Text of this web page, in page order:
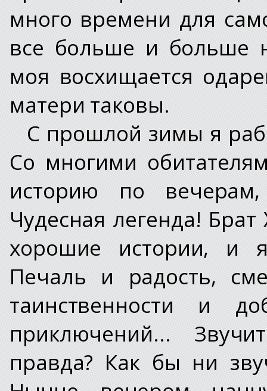
много времени для
все больше и больше
моя восхищается
матери таковы.
С прошлой зимы я
Со многими
историю по
Чудесная легенда!
хорошие истории, и
Печаль и радость,
таинственности и
приключений...
правда? Как бы ни